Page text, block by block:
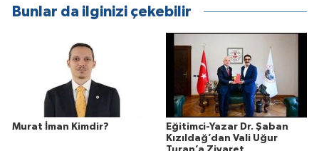
Bunlar da ilginizi çekebilir
Murat İman Kimdir?
Eğitimci-Yazar Dr. Şaban
Kızıldağ’dan Vali Uğur